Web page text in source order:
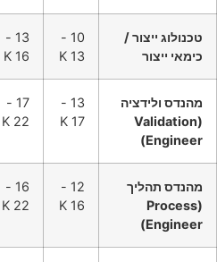
טכנולוג ייצור /
כימאי ייצור
10 -
13 K
13 -
16 K
מהנדס ולידציה
(Validation
Engineer)
13 -
17 K
17 -
22 K
מהנדס תהליך
(Process
Engineer)
12 -
16 K
16 -
22 K